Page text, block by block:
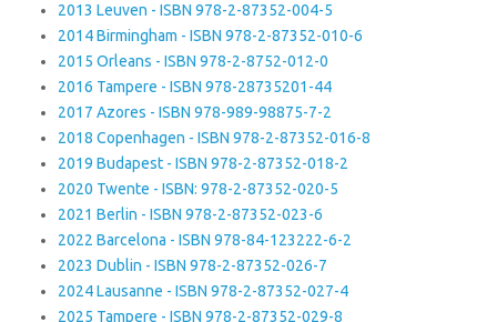
2013 Leuven - ISBN 978-2-87352-004-5
2014 Birmingham - ISBN 978-2-87352-010-6
2015 Orleans - ISBN 978-2-8752-012-0
2016 Tampere - ISBN 978-28735201-44
2017 Azores - ISBN 978-989-98875-7-2
2018 Copenhagen - ISBN 978-2-87352-016-8
2019 Budapest - ISBN 978-2-87352-018-2
2020 Twente - ISBN: 978-2-87352-020-5
2021 Berlin - ISBN 978-2-87352-023-6
2022 Barcelona - ISBN 978-84-123222-6-2
2023 Dublin - ISBN 978-2-87352-026-7
2024 Lausanne - ISBN 978-2-87352-027-4
2025 Tampere - ISBN 978-2-87352-029-8